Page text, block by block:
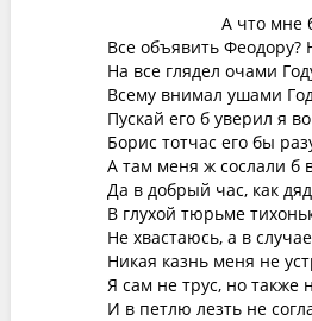
А что мне было
Все объявить Феодору?
На все глядел очами
Всему внимал ушами
Пускай его б уверил я
Борис тотчас его бы
А там меня ж сослали б
Да в добрый час, как
В глухой тюрьме
Не хвастаюсь, а в
Никая казнь меня не
Я сам не трус, но также
И в петлю лезть не